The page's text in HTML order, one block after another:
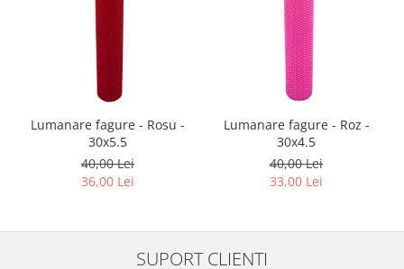
Lumanare fagure - Rosu -
30x5.5
40,00 Lei
36,00 Lei
Lumanare fagure - Roz -
30x4.5
40,00 Lei
33,00 Lei
SUPORT CLIENTI